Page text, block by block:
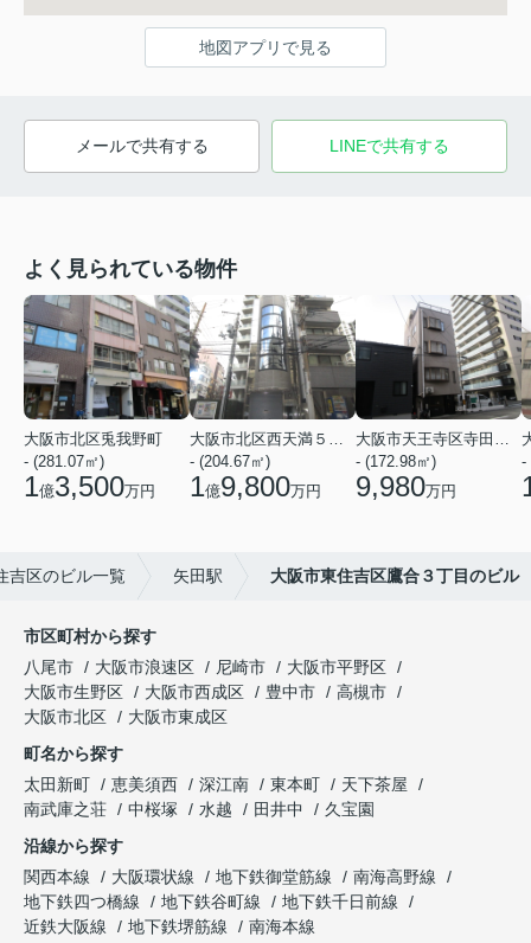
地図アプリで見る
メールで共有する LINEで共有する
よく見られている物件
大阪市北区兎我野町
- (281.07㎡)
1億3,500万円
大阪市北区西天満５丁目
- (204.67㎡)
1億9,800万円
大阪市天王寺区寺田町２丁目
- (172.98㎡)
9,980万円
-
吉区のビル一覧 矢田駅 大阪市東住吉区鷹合３丁目のビル
市区町村から探す
八尾市
大阪市浪速区 尼崎市
大阪市平野区
大阪市生野区
大阪市西成区 豊中市
高槻市
大阪市北区
大阪市東成区
町名から探す
太田新町
恵美須西 深江南 東本町
天下茶屋
南武庫之荘
中桜塚 水越 田井中
久宝園
沿線から探す
関西本線
大阪環状線 地下鉄御堂筋線
南海高野線
地下鉄四つ橋線
地下鉄谷町線
地下鉄千日前線
近鉄大阪線
地下鉄堺筋線
南海本線